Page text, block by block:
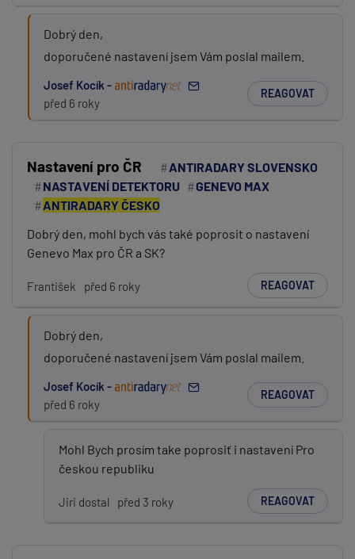
Dobrý den,
doporučené nastavení jsem Vám poslal mailem.
Josef Kocík -
před 6 roky
REAGOVAT
Nastavení pro ČR
ANTIRADARY SLOVENSKO
NASTAVENÍ DETEKTORU
GENEVO MAX
ANTIRADARY ČESKO
Dobrý den, mohl bych vás také poprosit o nastavení
Genevo Max pro ČR a SK?
František před 6 roky REAGOVAT
Dobrý den,
doporučené nastavení jsem Vám poslal mailem.
Josef Kocík -
před 6 roky
REAGOVAT
Mohl Bych prosím take poprosiť i nastavení Pro
českou republiku
Jiri dostal před 3 roky REAGOVAT